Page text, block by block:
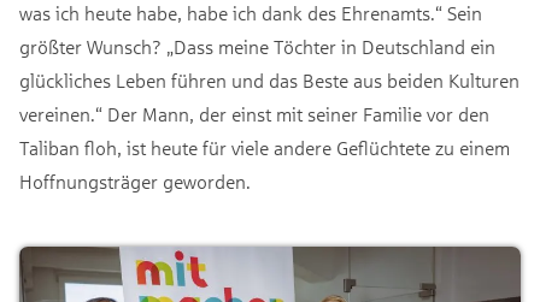
was ich heute habe, habe ich dank des Ehrenamts.“ Sein
größter Wunsch? „Dass meine Töchter in Deutschland ein
glückliches Leben führen und das Beste aus beiden Kulturen
vereinen.“ Der Mann, der einst mit seiner Familie vor den
Taliban floh, ist heute für viele andere Geflüchtete zu einem
Hoffnungsträger geworden.